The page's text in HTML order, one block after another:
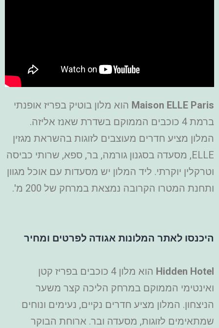
Maison ELLE Paris הוא מלון בוטיק בפריז אופנתי
ברמת 4 כוכבים הממוקם בשדרת שאנז אליזה.
המלון מציע חדרים מעוצבים לזוגות בהשראת מגזין
ELLE, מסעדה בסגנון גורמה, בר, ספא, שרותי כביסה
וטרקלין יוקרתי. ליד המלון יש מסעדות עם אוכל מגוון
ותחנת המטרו הקרובה נמצאת במרחק של 200 מ'.
היכנסו לאתר המלונות אגודה לפרטים ומחיר
Hidden Hotel
הוא מלון 4 כוכבים בפריז קטן
ואינטימי הממוקם במרחק הליכה קצר משער
הניצחון. המלון מציע חדרים נקיים, נעימים ונוחים
שמתאימים לזוגות, מסעדה ובר. ארוחת הבוקר